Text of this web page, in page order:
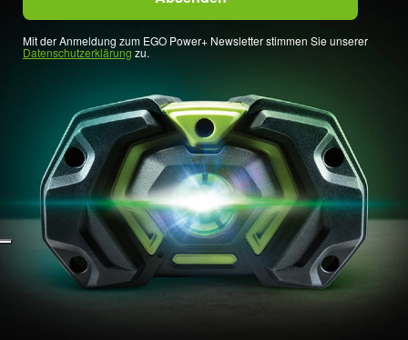
Mit der Anmeldung zum EGO Power+ Newsletter stimmen Sie unserer
Datenschutzerklärung zu.